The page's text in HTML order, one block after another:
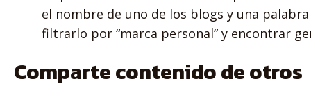
el nombre de uno de los blogs y una
filtrarlo por “marca personal” y encontrar
Comparte contenido de otros